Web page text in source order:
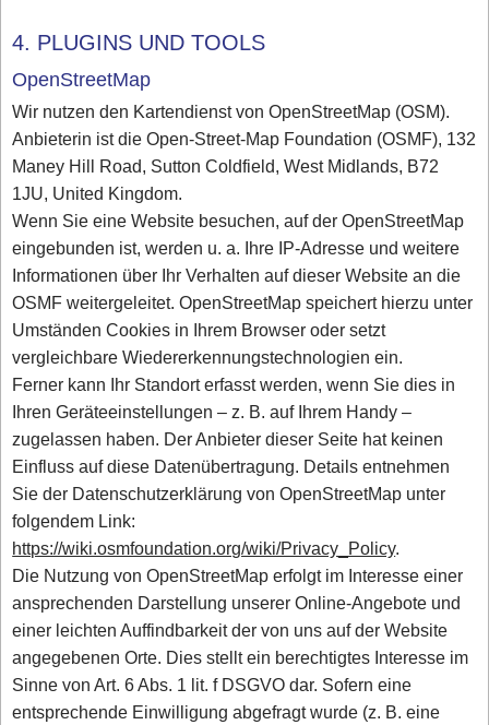
4. PLUGINS UND TOOLS
OpenStreetMap
Wir nutzen den Kartendienst von OpenStreetMap (OSM).
Anbieterin ist die Open-Street-Map Foundation (OSMF), 132
Maney Hill Road, Sutton Coldfield, West Midlands, B72
1JU, United Kingdom.
Wenn Sie eine Website besuchen, auf der OpenStreetMap
eingebunden ist, werden u. a. Ihre IP-Adresse und weitere
Informationen über Ihr Verhalten auf dieser Website an die
OSMF weitergeleitet. OpenStreetMap speichert hierzu unter
Umständen Cookies in Ihrem Browser oder setzt
vergleichbare Wiedererkennungstechnologien ein.
Ferner kann Ihr Standort erfasst werden, wenn Sie dies in
Ihren Geräteeinstellungen – z. B. auf Ihrem Handy –
zugelassen haben. Der Anbieter dieser Seite hat keinen
Einfluss auf diese Datenübertragung. Details entnehmen
Sie der Datenschutzerklärung von OpenStreetMap unter
folgendem Link:
https://wiki.osmfoundation.org/wiki/Privacy_Policy.
Die Nutzung von OpenStreetMap erfolgt im Interesse einer
ansprechenden Darstellung unserer Online-Angebote und
einer leichten Auffindbarkeit der von uns auf der Website
angegebenen Orte. Dies stellt ein berechtigtes Interesse im
Sinne von Art. 6 Abs. 1 lit. f DSGVO dar. Sofern eine
entsprechende Einwilligung abgefragt wurde (z. B. eine